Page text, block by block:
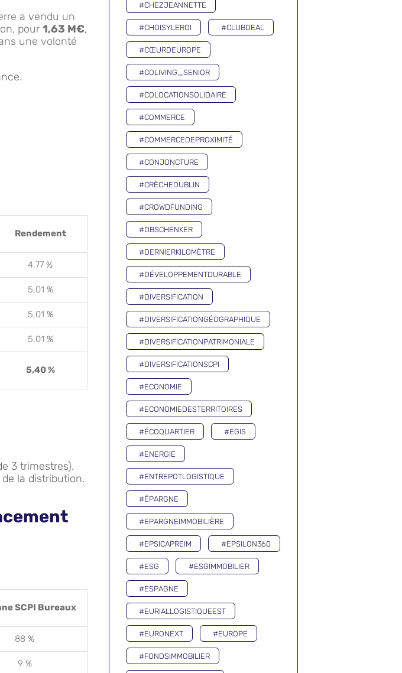
a vendu un
pour 1,63 M€,
une volonté
Rendement
4,77 %
5,01 %
5,01 %
5,01 %
5,40 %
3 trimestres).
la distribution.
SCPI Bureaux
88 %
9 %
#CHEZJEANNETTE
#CHOISYLEROI #CLUBDEAL
#CŒURDEUROPE
#COLIVING_SENIOR
#COLOCATIONSOLIDAIRE
#COMMERCE
#COMMERCEDEPROXIMITÉ
#CONJONCTURE
#CRÈCHEDUBLIN
#CROWDFUNDING
#DBSCHENKER
#DERNIERKILOMÈTRE
#DÉVELOPPEMENTDURABLE
#DIVERSIFICATION
#DIVERSIFICATIONGÉOGRAPHIQUE
#DIVERSIFICATIONPATRIMONIALE
#DIVERSIFICATIONSCPI
#ECONOMIE
#ECONOMIEDESTERRITOIRES
#ÉCOQUARTIER #EGIS
#ENERGIE
#ENTREPOTLOGISTIQUE
#ÉPARGNE
#EPARGNEIMMOBILIÈRE
#EPSICAPREIM #EPSILON360
#ESG #ESGIMMOBILIER
#ESPAGNE
#EURIALLOGISTIQUEEST
#EURONEXT #EUROPE
#FONDSIMMOBILIER